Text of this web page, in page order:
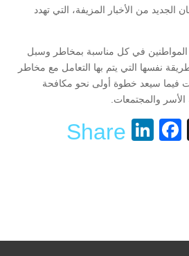
الجديد من الأخبار المزيفة، التي تهدد
المواطنين في كل مناسبة بمخاطر وسبل
نفسها التي يتم بها التعامل مع مخاطر
فيما سيعد خطوة أولى نحو مكافحة
والمجتمعات.
Snapchat
Facebook
LinkedIn
Share